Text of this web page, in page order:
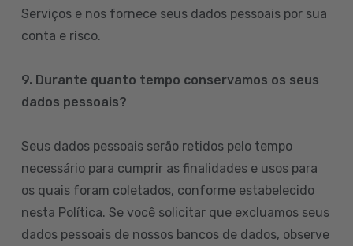
Serviços e nos fornece seus dados pessoais por sua
conta e risco.
9. Durante quanto tempo conservamos os seus
dados pessoais?
Seus dados pessoais serão retidos pelo tempo
necessário para cumprir as finalidades e usos para
os quais foram coletados, conforme estabelecido
nesta Política. Se você solicitar que excluamos seus
dados pessoais de nossos bancos de dados, observe